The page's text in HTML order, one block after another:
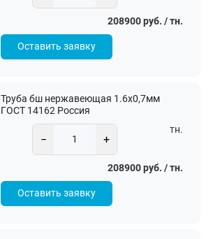
208900 руб. / тн.
Оставить заявку
Труба бш нержавеющая 1.6х0,7мм
ГОСТ 14162 Россия
− +
тн.
208900 руб. / тн.
Оставить заявку